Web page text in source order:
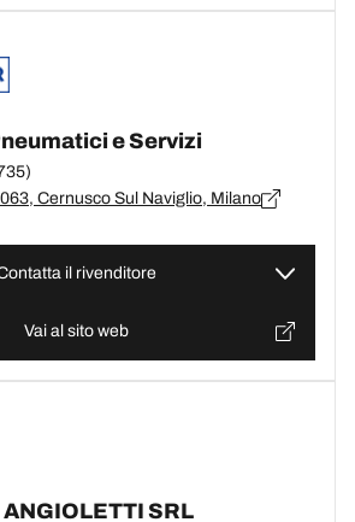
e Servizi
Cernusco Sul Naviglio, Milano
il rivenditore
Vai al sito web
SRL